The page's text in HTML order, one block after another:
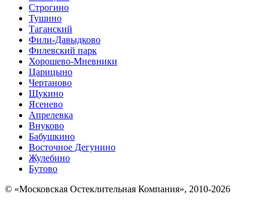
Строгино
Тушино
Таганский
Фили-Давыдково
Филевский парк
Хорошево-Мневники
Царицыно
Чертаново
Щукино
Ясенево
Апрелевка
Внуково
Бабушкино
Восточное Дегунино
Жулебино
Бутово
© «Московская Остеклительная Компания», 2010-2026